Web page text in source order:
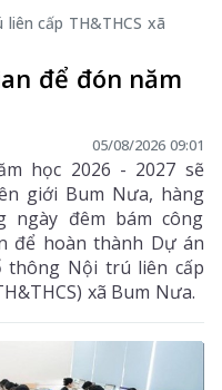
cấp TH&THCS xã
để đón năm
05/08/2026 09:01
học 2026 - 2027 sẽ
giới Bum Nưa, hàng
ngày đêm bám công
để hoàn thành Dự án
thông Nội trú liên cấp
xã Bum Nưa.